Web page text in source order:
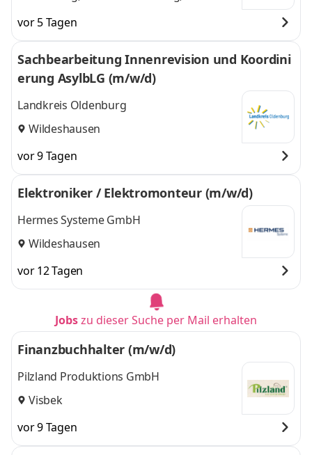
Bramsche, Aurich,
Spelle, Leer,
Meppen,
Delmenhorst,
Wildeshausen,
Spelle, Leer, Meppen,
Delmenhorst, Varel,
Wildeshausen
vor 5 Tagen
Sachbearbeitung Innenrevision und Koordini
erung AsylbLG (m/w/d)
Landkreis Oldenburg
Wildeshausen
vor 9 Tagen
Elektroniker / Elektromonteur (m/w/d)
Hermes Systeme GmbH
Wildeshausen
vor 12 Tagen
Jobszu dieser Suche per Mail erhalten
Finanzbuchhalter (m/w/d)
Pilzland Produktions GmbH
Visbek
vor 9 Tagen